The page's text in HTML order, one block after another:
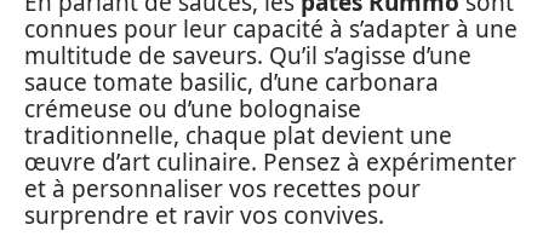
connues pour leur capacité à s’adapter à une
multitude de saveurs. Qu’il s’agisse d’une
sauce tomate basilic, d’une carbonara
crémeuse ou d’une bolognaise
traditionnelle, chaque plat devient une
œuvre d’art culinaire. Pensez à expérimenter
et à personnaliser vos recettes pour
surprendre et ravir vos convives.